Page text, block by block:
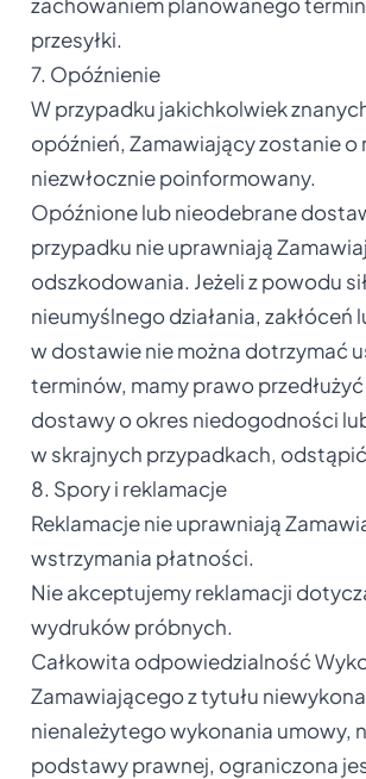
przesyłki.
7. Opóźnienie
W przypadku jakichkolwiek
opóźnień, Zamawiający zostanie o
niezwłocznie poinformowany.
Opóźnione lub nieodebrane
przypadku nie uprawniają
odszkodowania. Jeżeli z powodu
nieumyślnego działania, zakłóceń
w dostawie nie można dotrzymać
terminów, mamy prawo
dostawy o okres niedogodności
w skrajnych przypadkach,
8. Spory i reklamacje
Reklamacje nie uprawniają
wstrzymania płatności.
Nie akceptujemy reklamacji
wydruków próbnych.
Całkowita odpowiedzialność
Zamawiającego z tytułu
nienależytego wykonania umowy,
podstawy prawnej, ograniczona